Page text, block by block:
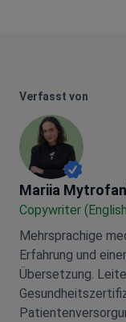
Verfasst von
Mariia
Mariia
Copywriter
Mehrsprachige
Erfahrung und
Übersetzung.